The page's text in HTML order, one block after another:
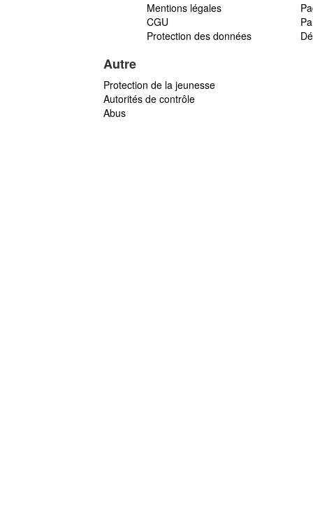
Mentions légales
CGU
Protection des données
Autre
Protection de la jeunesse
Autorités de contrôle
Abus